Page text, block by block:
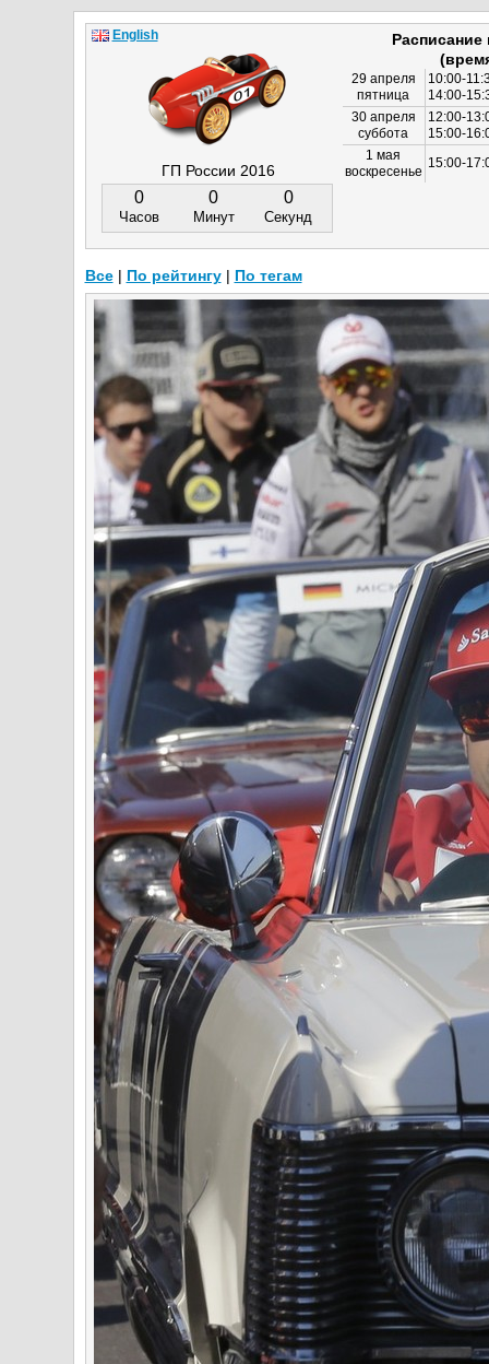
ГП России 2016
0
Часов
0
Минут
0
Секунд
29 апреля
пятница
10:00-
14:00-
30 апреля
суббота
12:00-
15:00-
1 мая
воскресенье
15:00-
English
Все| По рейтингу| По тегам